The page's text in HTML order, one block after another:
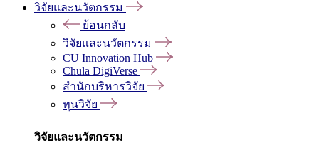
วิจัยและนวัตกรรม
ย้อนกลับ
วิจัยและนวัตกรรม
CU Innovation Hub
Chula DigiVerse
สำนักบริหารวิจัย
ทุนวิจัย
วิจัยและนวัตกรรม